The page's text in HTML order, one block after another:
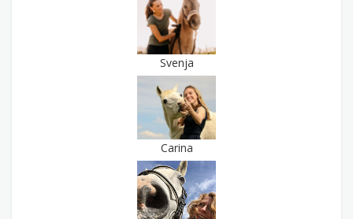
Svenja
Carina